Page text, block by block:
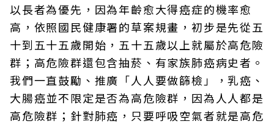
以長者為優先，因為年齡愈大得癌症的機率愈
高，依照國民健康署的草案規畫，初步是先從五
十到五十五歲開始，五十五歲以上就屬於高危險
群；高危險群還包含抽菸、有家族肺癌病史者。
我們一直鼓勵、推廣「人人要做篩檢」，乳癌、
大腸癌並不限定是否為高危險群，因為人人都是
高危險群；針對肺癌，只要呼吸空氣者就是高危